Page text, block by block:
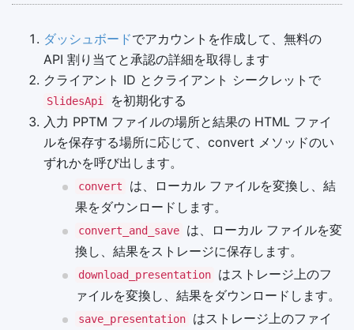
ダッシュボードでアカウントを作成して、無料の
API 割り当てと承認の詳細を取得します
クライアント ID とクライアント シークレットで
SlidesApi
を初期化する
入力 PPTM ファイルの場所と結果の HTML ファイ
ルを保存する場所に応じて、convert メソッドのい
ずれかを呼び出します。
convert
は、ローカル ファイルを変換し、結
果をダウンロードします。
convert_and_save
は、ローカル ファイルを変
換し、結果をストレージに保存します。
download_presentation
はストレージ上のフ
ァイルを変換し、結果をダウンロードします。
save_presentation
はストレージ上のファイ